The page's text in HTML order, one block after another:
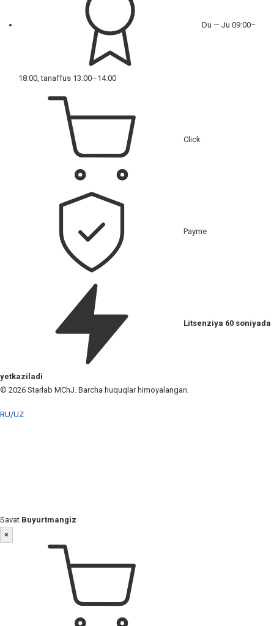
Du — Ju 09:00–
18:00, tanaffus 13:00–14:00
Click
Payme
Litsenziya 60 soniyada
yetkaziladi
© 2026 Starlab MChJ. Barcha huquqlar himoyalangan.
RU/UZ
Savat Buyurtmangiz
×